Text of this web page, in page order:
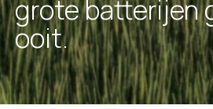
grote batterijen
ooit.